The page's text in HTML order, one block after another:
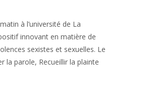
à l’université de La
innovant en matière de
sexistes et sexuelles. Le
la parole, Recueillir la plainte